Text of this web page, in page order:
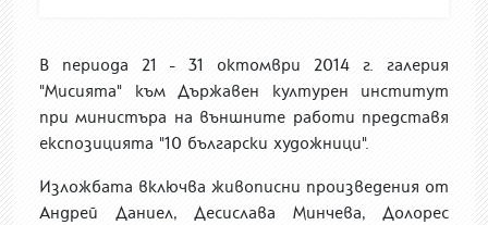
В периода 21 - 31 октомври 2014 г. галерия
"Мисията" към Държавен културен институт
при министъра на външните работи представя
експозицията "10 български художници".
Изложбата включва живописни произведения от
Андрей Даниел, Десислава Минчева, Долорес